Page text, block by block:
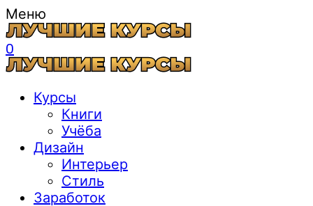
Меню
0
Курсы
Книги
Учёба
Дизайн
Интерьер
Стиль
Заработок